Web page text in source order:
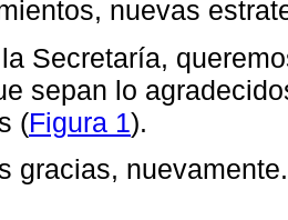
nuevas
Secretaría,
sepan lo
(Figura 1).
gracias, nuevamente.